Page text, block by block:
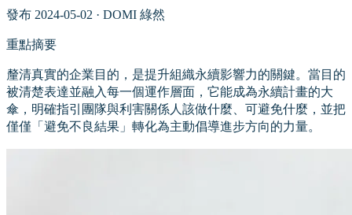
發布 2024-05-02 · DOMI 綠然
重點摘要
釐清真實的企業目的，是提升組織永續影響力的關鍵。當目的
被清楚表達並融入每一個運作層面，它能成為永續計畫的大
傘，明確指引團隊與利害關係人該做什麼、可避免什麼，並把
僅僅「避免不良結果」轉化為主動倡導進步方向的力量。